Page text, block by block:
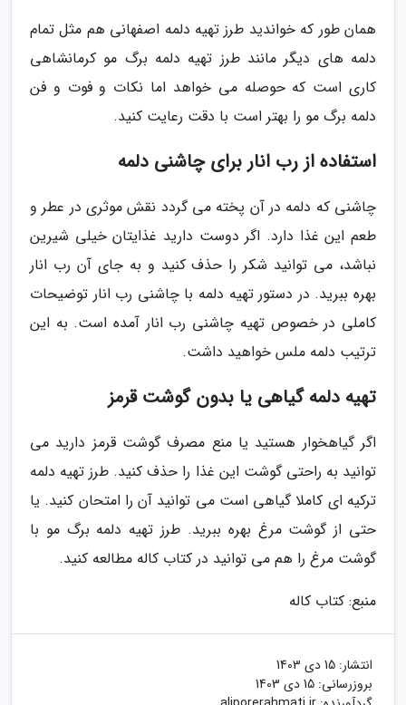
همان طور که خواندید طرز تهیه دلمه اصفهانی هم مثل تمام
دلمه های دیگر مانند طرز تهیه دلمه برگ مو کرمانشاهی
کاری است که حوصله می خواهد اما نکات و فوت و فن
دلمه برگ مو را بهتر است با دقت رعایت کنید.
استفاده از رب انار برای چاشنی دلمه
چاشنی که دلمه در آن پخته می گردد نقش موثری در عطر و
طعم این غذا دارد. اگر دوست دارید غذایتان خیلی شیرین
نباشد، می توانید شکر را حذف کنید و به جای آن رب انار
بهره ببرید. در دستور تهیه دلمه با چاشنی رب انار توضیحات
کاملی در خصوص تهیه چاشنی رب انار آمده است. به این
ترتیب دلمه ملس خواهید داشت.
تهیه دلمه گیاهی یا بدون گوشت قرمز
اگر گیاهخوار هستید یا منع مصرف گوشت قرمز دارید می
توانید به راحتی گوشت این غذا را حذف کنید. طرز تهیه دلمه
ترکیه ای کاملا گیاهی است می توانید آن را امتحان کنید. یا
حتی از گوشت مرغ بهره ببرید. طرز تهیه دلمه برگ مو با
گوشت مرغ را هم می توانید در کتاب کاله مطالعه کنید.
منبع: کتاب کاله
انتشار: 15 دی 1403
بروزرسانی: 15 دی 1403